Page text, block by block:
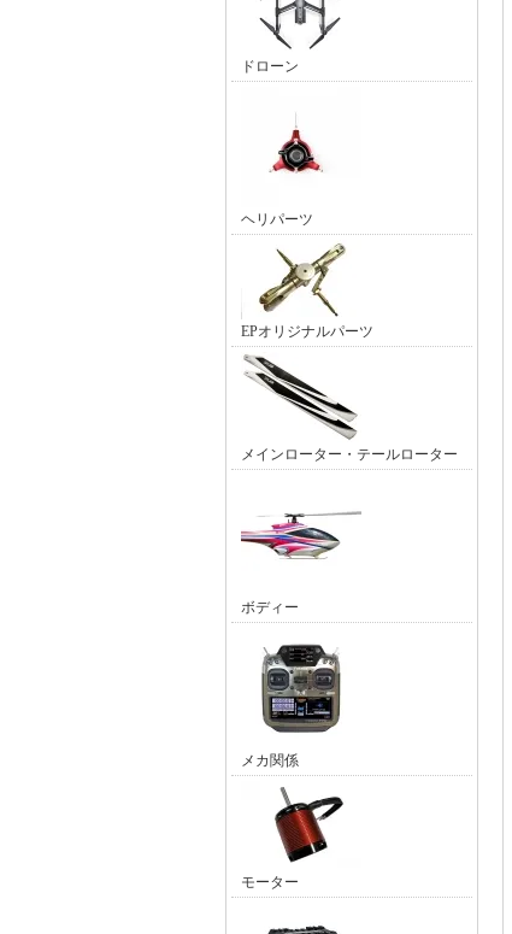
ドローン
ヘリパーツ
EPオリジナルパーツ
メインローター・テールローター
ボディー
メカ関係
モーター